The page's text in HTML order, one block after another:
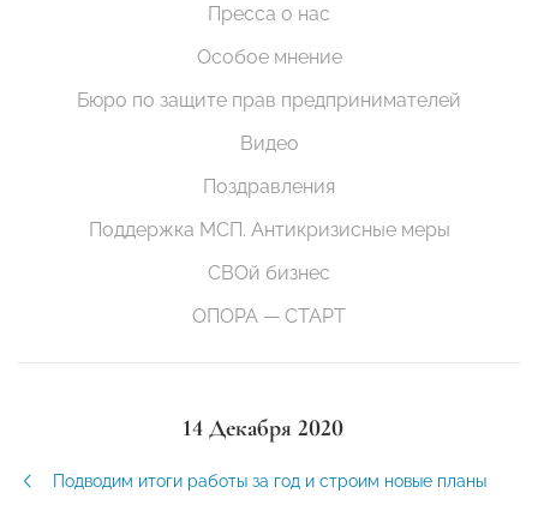
Пресса о нас
Особое мнение
Бюро по защите прав предпринимателей
Видео
Поздравления
Поддержка МСП. Антикризисные меры
СВОй бизнес
ОПОРА — СТАРТ
14 Декабря 2020
Подводим итоги работы за год и строим новые планы